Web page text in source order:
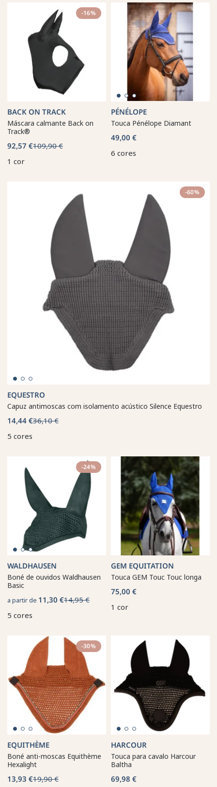
-16%
BACK ON TRACK
Máscara calmante Back on
Track®
92,57 €109,90 €
1 cor
PÉNÉLOPE
Touca Pénélope Diamant
49,00 €
6 cores
-60%
EQUESTRO
Capuz antimoscas com isolamento acústico Silence Equestro
14,44 €36,10 €
5 cores
-24%
WALDHAUSEN
Boné de ouvidos Waldhausen
Basic
a partir de 11,30 €14,95 €
5 cores
GEM EQUITATION
Touca GEM Touc Touc longa
75,00 €
1 cor
-30%
EQUITHÈME
Boné anti-moscas Equithème
Hexalight
13,93 €19,90 €
HARCOUR
Touca para cavalo Harcour
Baltha
69,98 €